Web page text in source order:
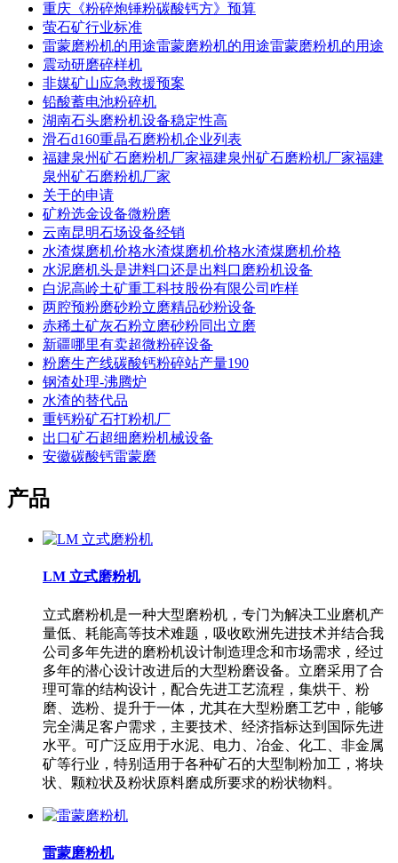
重庆《粉碎炮锤粉碳酸钙方》预算
萤石矿行业标准
雷蒙磨粉机的用途雷蒙磨粉机的用途雷蒙磨粉机的用途
震动研磨碎样机
非媒矿山应急救援预案
铅酸蓄电池粉碎机
湖南石头磨粉机设备稳定性高
滑石d160重晶石磨粉机企业列表
福建泉州矿石磨粉机厂家福建泉州矿石磨粉机厂家福建
泉州矿石磨粉机厂家
关于的申请
矿粉选金设备微粉磨
云南昆明石场设备经销
水渣煤磨机价格水渣煤磨机价格水渣煤磨机价格
水泥磨机头是进料口还是出料口磨粉机设备
白泥高岭土矿重工科技股份有限公司咋样
两腔预粉磨砂粉立磨精品砂粉设备
赤稀土矿灰石粉立磨砂粉同出立磨
新疆哪里有卖超微粉碎设备
粉磨生产线碳酸钙粉碎站产量190
钢渣处理-沸腾炉
水渣的替代品
重钙粉矿石打粉机厂
出口矿石超细磨粉机械设备
安徽碳酸钙雷蒙磨
产品
LM 立式磨粉机
立式磨粉机是一种大型磨粉机，专门为解决工业磨机产
量低、耗能高等技术难题，吸收欧洲先进技术并结合我
公司多年先进的磨粉机设计制造理念和市场需求，经过
多年的潜心设计改进后的大型粉磨设备。立磨采用了合
理可靠的结构设计，配合先进工艺流程，集烘干、粉
磨、选粉、提升于一体，尤其在大型粉磨工艺中，能够
完全满足客户需求，主要技术、经济指标达到国际先进
水平。可广泛应用于水泥、电力、冶金、化工、非金属
矿等行业，特别适用于各种矿石的大型制粉加工，将块
状、颗粒状及粉状原料磨成所要求的粉状物料。
雷蒙磨粉机